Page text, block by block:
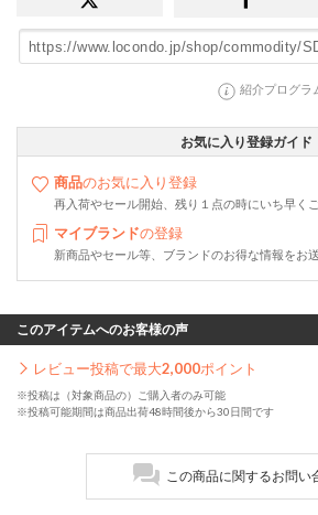
紹介プログラ
お気に入り登録ガイド
商品のお気に入り登録
再入荷やセール開始、残り１点の時にいち早く
マイブランドの登録
新商品やセール等、ブランドのお得な情報をお
このアイテムへのお客様の声
レビュー投稿で最大2,000ポイント
※投稿は（対象商品の）ご購入者のみ可能
※投稿可能期間は商品出荷48時間後から30日間です
この商品に関するお問い